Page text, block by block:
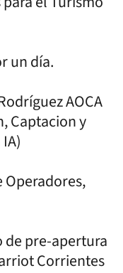
un día.
AOCA
Captacion y
Operadores,
de pre-apertura
Corrientes